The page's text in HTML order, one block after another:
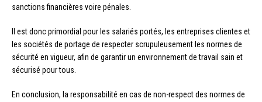
sanctions financières voire pénales.
Il est donc primordial pour les salariés portés, les entreprises clientes et
les sociétés de portage de respecter scrupuleusement les normes de
sécurité en vigueur, afin de garantir un environnement de travail sain et
sécurisé pour tous.
En conclusion, la responsabilité en cas de non-respect des normes de